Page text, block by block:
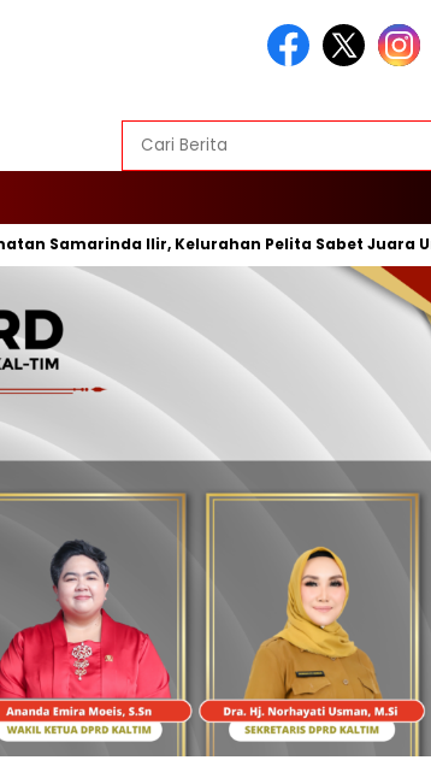
Ilir, Kelurahan Pelita Sabet Juara Umum